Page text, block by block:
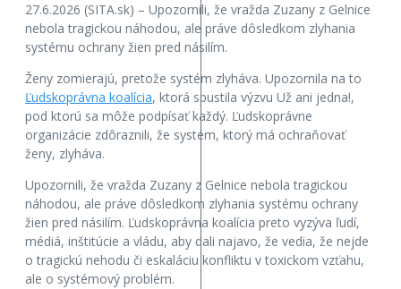
27.6.2026 (SITA.sk) – Upozornili, že vražda Zuzany z Gelnice
nebola tragickou náhodou, ale práve dôsledkom zlyhania
systému ochrany žien pred násilím.
Ženy zomierajú, pretože systém zlyháva. Upozornila na to
Ľudskoprávna koalícia, ktorá spustila výzvu Už ani jedna!,
pod ktorú sa môže podpísať každý. Ľudskoprávne
organizácie zdôraznili, že systém, ktorý má ochraňovať
ženy, zlyháva.
Upozornili, že vražda Zuzany z Gelnice nebola tragickou
náhodou, ale práve dôsledkom zlyhania systému ochrany
žien pred násilím. Ľudskoprávna koalícia preto vyzýva ľudí,
médiá, inštitúcie a vládu, aby dali najavo, že vedia, že nejde
o tragickú nehodu či eskaláciu konfliktu v toxickom vzťahu,
ale o systémový problém.